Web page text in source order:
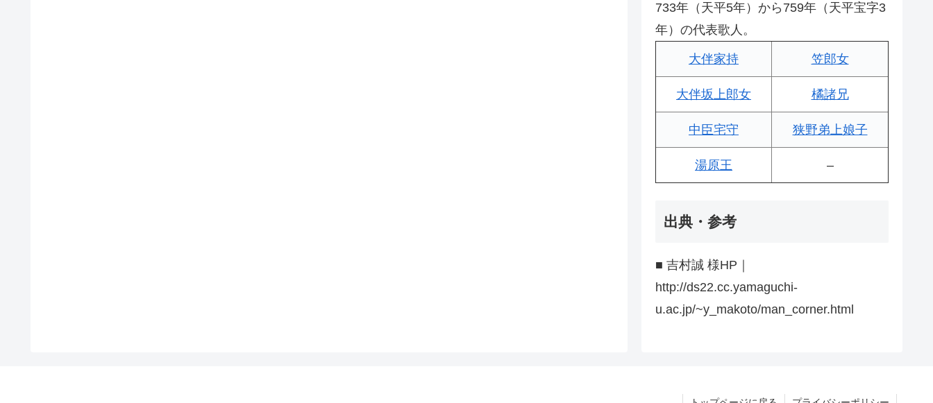
733年（天平5年）から759年（天平宝字3
年）の代表歌人。
大伴家持 笠郎女
大伴坂上郎女 橘諸兄
中臣宅守 狭野弟上娘子
湯原王 –
出典・参考
■ 吉村誠 様HP｜
http://ds22.cc.yamaguchi-
u.ac.jp/~y_makoto/man_corner.html